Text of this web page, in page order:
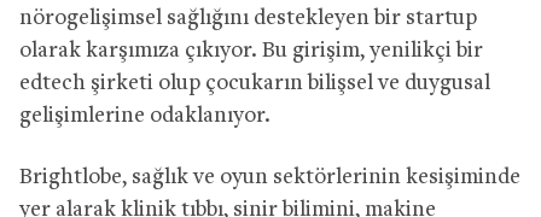
nörogelişimsel sağlığını destekleyen bir startup
olarak karşımıza çıkıyor. Bu girişim, yenilikçi bir
edtech şirketi olup çocukarın bilişsel ve duygusal
gelişimlerine odaklanıyor.
Brightlobe, sağlık ve oyun sektörlerinin kesişiminde
yer alarak klinik tıbbı, sinir bilimini, makine